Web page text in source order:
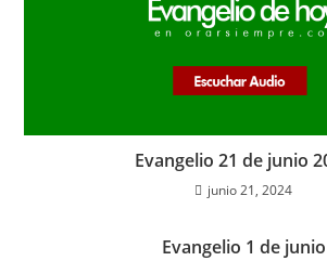
Evangelio 21 de junio
junio 21, 2024
Evangelio 1 de junio